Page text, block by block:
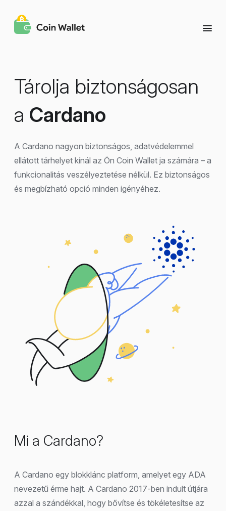
Tárolja biztonságosan
a Cardano
A Cardano nagyon biztonságos, adatvédelemmel
ellátott tárhelyet kínál az Ön Coin Wallet ja számára – a
funkcionalitás veszélyeztetése nélkül. Ez biztonságos
és megbízható opció minden igényéhez.
Mi a Cardano?
A Cardano egy blokklánc platform, amelyet egy ADA
nevezetű érme hajt. A Cardano 2017-ben indult útjára
azzal a szándékkal, hogy bővítse és tökéletesítse az